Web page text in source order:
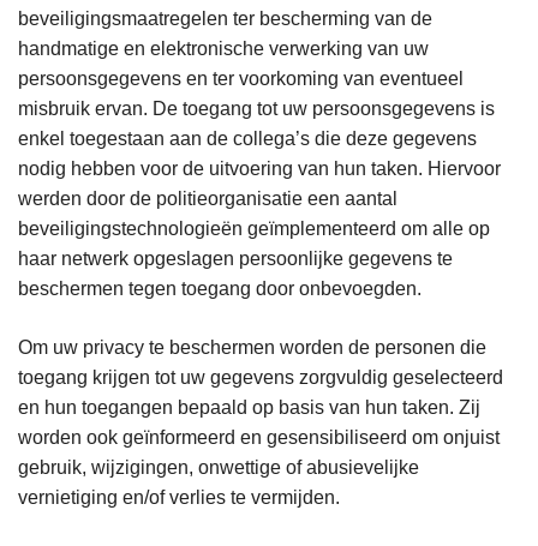
beveiligingsmaatregelen ter bescherming van de
handmatige en elektronische verwerking van uw
persoonsgegevens en ter voorkoming van eventueel
misbruik ervan. De toegang tot uw persoonsgegevens is
enkel toegestaan aan de collega’s die deze gegevens
nodig hebben voor de uitvoering van hun taken. Hiervoor
werden door de politieorganisatie een aantal
beveiligingstechnologieën geïmplementeerd om alle op
haar netwerk opgeslagen persoonlijke gegevens te
beschermen tegen toegang door onbevoegden.
Om uw privacy te beschermen worden de personen die
toegang krijgen tot uw gegevens zorgvuldig geselecteerd
en hun toegangen bepaald op basis van hun taken. Zij
worden ook geïnformeerd en gesensibiliseerd om onjuist
gebruik, wijzigingen, onwettige of abusievelijke
vernietiging en/of verlies te vermijden.